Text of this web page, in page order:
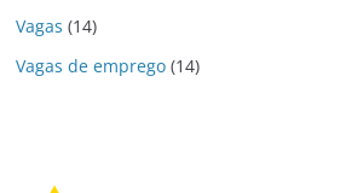
Vagas (14)
Vagas de emprego (14)